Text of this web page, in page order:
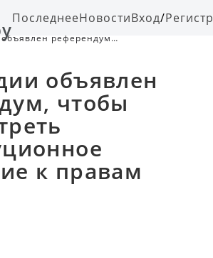
ПоследнееНовостиВход/
референдум,
объявлен
чтобы
к правам